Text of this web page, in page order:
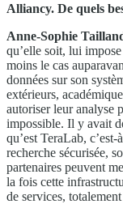
Alliancy. De quels
Anne-Sophie
qu’elle soit, lui
moins le cas
données sur son
extérieurs,
autoriser leur analyse
impossible. Il y avait
qu’est TeraLab,
recherche sécurisée,
partenaires peuvent
la fois cette
de services,